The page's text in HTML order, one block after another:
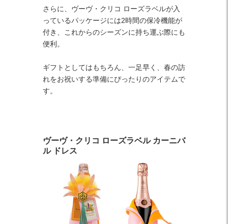
さらに、ヴーヴ・クリコ ローズラベルが入
っているパッケージには2時間の保冷機能が
付き、これからのシーズンに持ち運ぶ際にも
便利。
ギフトとしてはもちろん、一足早く、春の訪
れをお祝いする準備にぴったりのアイテムで
す。
ヴーヴ・クリコ ローズラベル カーニバ
ル ドレス